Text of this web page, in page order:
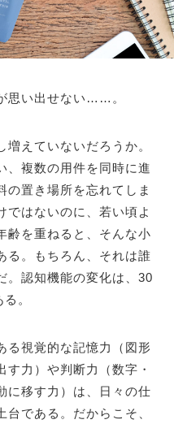
思い出せない……。
えていないだろうか。
、複数の用件を同時に進
の置き場所を忘れてしま
ではないのに、若い頃よ
を重ねると、そんな小
る。もちろん、それは誰
。認知機能の変化は、30
。
る視覚的な記憶力（図形
す力）や判断力（数字・
に移す力）は、日々の仕
である。だからこそ、